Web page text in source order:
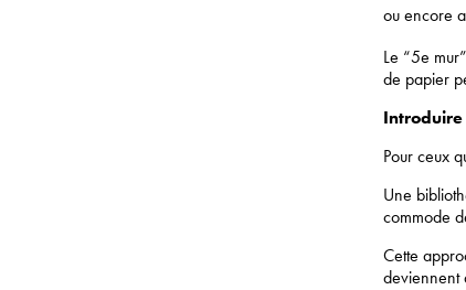
ou encore
Le “5e
de papier
Pour ceux
Une
commode
Cette
deviennent